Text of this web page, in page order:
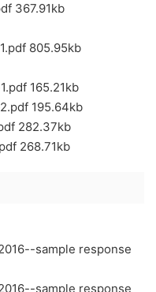
367.91kb
805.95kb
165.21kb
195.64kb
282.37kb
268.71kb
sample response
sample response